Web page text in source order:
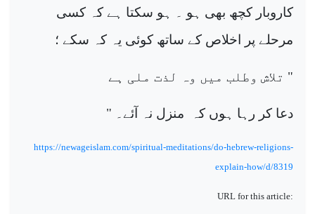
کاروبار کچھ بھی ہو ۔ ہو سکتا ہے کہ کسی
مرحلے پر اخلاص کے ساتھ کوئی یہ کہ سکے ؛
" تلاش وطلب میں وہ لذت ملی ہے
دعا کر رہا ہوں کہ منزل نہ آئے۔ "
https://newageislam.com/spiritual-meditations/do-hebrew-religions-
explain-how/d/8319
URL for this article: